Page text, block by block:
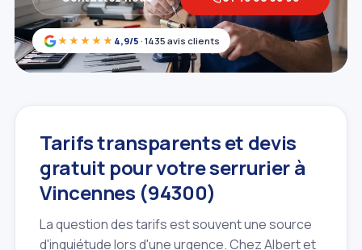
★★★★★ 4,9/5 · 1435 avis clients
Tarifs transparents et devis
gratuit pour votre serrurier à
Vincennes (94300)
La question des tarifs est souvent une source
d'inquiétude lors d'une urgence. Chez Albert et